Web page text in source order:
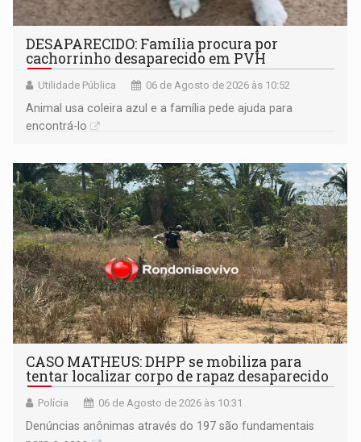
DESAPARECIDO: Família procura por
cachorrinho desaparecido em PVH
Utilidade Pública 06 de Agosto de 2026 às 10:52
Animal usa coleira azul e a família pede ajuda para
encontrá-lo
CASO MATHEUS: DHPP se mobiliza para
tentar localizar corpo de rapaz desaparecido
Polícia 06 de Agosto de 2026 às 10:31
Denúncias anônimas através do 197 são fundamentais